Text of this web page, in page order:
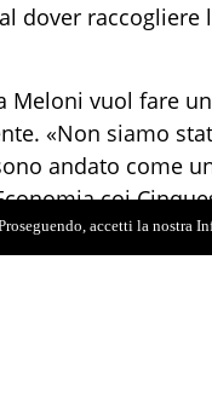
dover raccogliere
Meloni vuol fare
«Non siamo
andato come
coi
lottato, altri
in mutande
accetti la nostra